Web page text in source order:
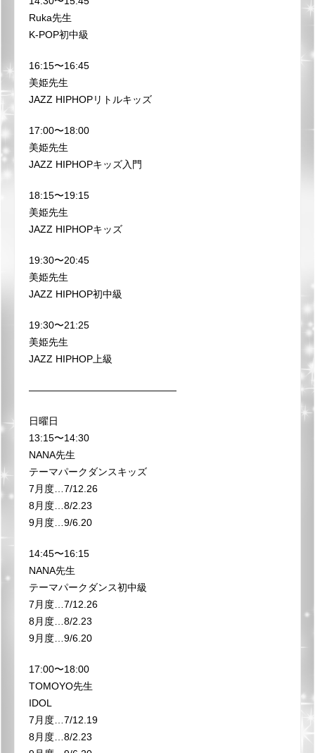
Ruka先生
K-POP初中級
16:15〜16:45
美姫先生
JAZZ HIPHOPリトルキッズ
17:00〜18:00
美姫先生
JAZZ HIPHOPキッズ入門
18:15〜19:15
美姫先生
JAZZ HIPHOPキッズ
19:30〜20:45
美姫先生
JAZZ HIPHOP初中級
19:30〜21:25
美姫先生
JAZZ HIPHOP上級
———————————————
日曜日
13:15〜14:30
NANA先生
テーマパークダンスキッズ
7月度…7/12.26
8月度…8/2.23
9月度…9/6.20
14:45〜16:15
NANA先生
テーマパークダンス初中級
7月度…7/12.26
8月度…8/2.23
9月度…9/6.20
17:00〜18:00
TOMOYO先生
IDOL
7月度…7/12.19
8月度…8/2.23